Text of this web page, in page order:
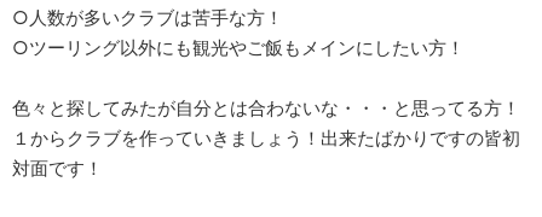
○人数が多いクラブは苦手な方！
○ツーリング以外にも観光やご飯もメインにしたい方！
色々と探してみたが自分とは合わないな・・・と思ってる方！
１からクラブを作っていきましょう！出来たばかりですの皆初
対面です！